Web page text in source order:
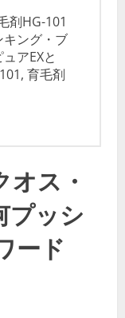
剤HG-101
ング・ブ
アEXと
育毛剤
オス・
プッシ
ード